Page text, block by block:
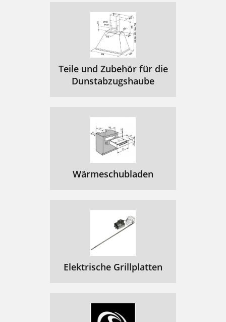
Teile und Zubehör für die
Dunstabzugshaube
Wärmeschubladen
Elektrische Grillplatten